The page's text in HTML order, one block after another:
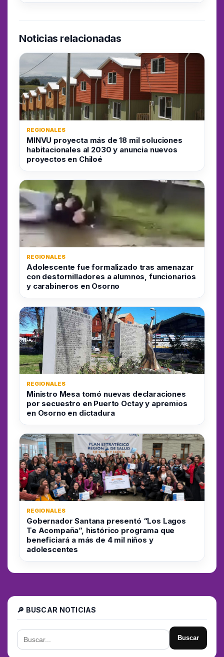
Noticias relacionadas
REGIONALES
MINVU proyecta más de 18 mil soluciones
habitacionales al 2030 y anuncia nuevos
proyectos en Chiloé
REGIONALES
Adolescente fue formalizado tras amenazar
con destornilladores a alumnos, funcionarios
y carabineros en Osorno
REGIONALES
Ministro Mesa tomó nuevas declaraciones
por secuestro en Puerto Octay y apremios
en Osorno en dictadura
REGIONALES
Gobernador Santana presentó “Los Lagos
Te Acompaña”, histórico programa que
beneficiará a más de 4 mil niños y
adolescentes
🔎 BUSCAR NOTICIAS
Buscar